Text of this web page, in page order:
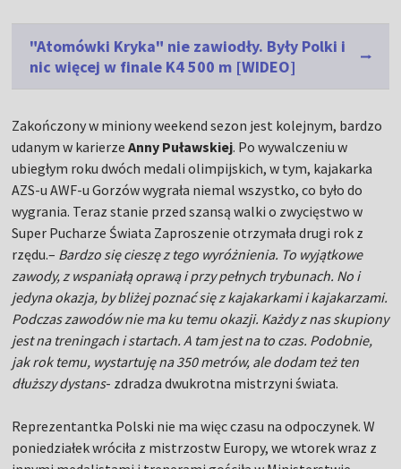
"Atomówki Kryka" nie zawiodły. Były Polki i
nic więcej w finale K4 500 m [WIDEO]
Zakończony w miniony weekend sezon jest kolejnym, bardzo
udanym w karierzeAnny Puławskiej. Po wywalczeniu w
ubiegłym roku dwóch medali olimpijskich, w tym, kajakarka
AZS-u AWF-u Gorzów wygrała niemal wszystko, co było do
wygrania. Teraz stanie przed szansą walki o zwycięstwo w
Super Pucharze Świata Zaproszenie otrzymała drugi rok z
rzędu.– Bardzo się cieszę z tego wyróżnienia. To wyjątkowe
zawody, z wspaniałą oprawą i przy pełnych trybunach. No i
jedyna okazja, by bliżej poznać się z kajakarkami i kajakarzami.
Podczas zawodów nie ma ku temu okazji. Każdy z nas skupiony
jest na treningach i startach. A tam jest na to czas. Podobnie,
jak rok temu, wystartuję na 350 metrów, ale dodam też ten
dłuższy dystans- zdradza dwukrotna mistrzyni świata.
Reprezentantka Polski nie ma więc czasu na odpoczynek. W
poniedziałek wróciła z mistrzostw Europy, we wtorek wraz z